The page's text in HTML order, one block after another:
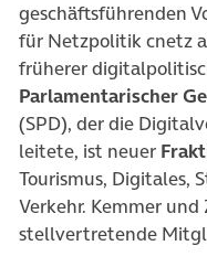
geschäftsführenden
für Netzpolitik cnetz
früherer
Parlamentarischer
(SPD), der die
leitete, ist neuer
Tourismus, Digitales,
Verkehr. Kemmer und
stellvertretende